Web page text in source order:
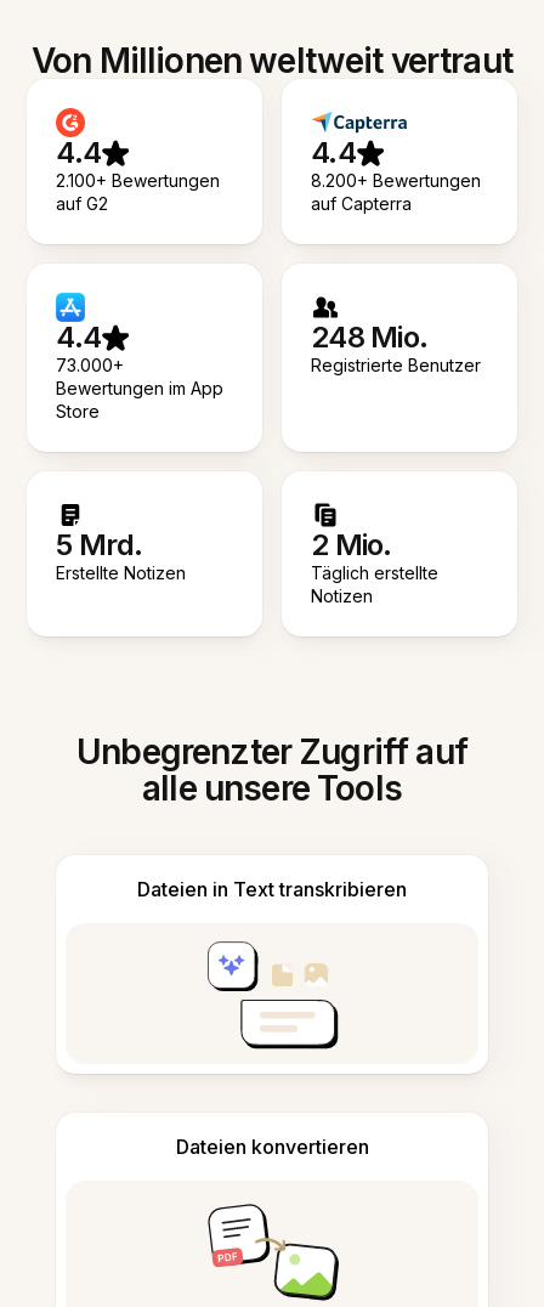
Von Millionen weltweit vertraut
4.4
2.100+ Bewertungen
auf G2
4.4
8.200+ Bewertungen
auf Capterra
4.4
73.000+
Bewertungen im App
Store
248 Mio.
Registrierte Benutzer
5 Mrd.
Erstellte Notizen
2 Mio.
Täglich erstellte
Notizen
Unbegrenzter Zugriff auf
alle unsere Tools
Dateien in Text transkribieren
Dateien konvertieren